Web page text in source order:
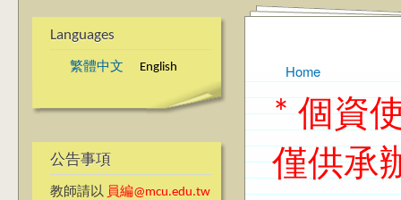
Languages
繁體中文 English
公告事項
教師請以 員編@mcu.edu.tw
You are here
Home
* 個資
僅供承